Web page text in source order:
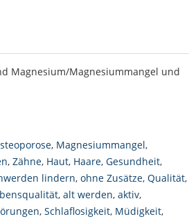
Magnesium/Magnesiummangel und
, Magnesiummangel,
, Zähne, Haut, Haare, Gesundheit,
lindern, ohne Zusätze, Qualität,
, alt werden, aktiv,
, Schlaflosigkeit, Müdigkeit,